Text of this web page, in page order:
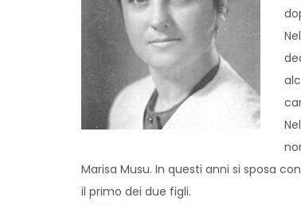
Marisa Musu. In questi anni si sposa
il primo dei due figli.